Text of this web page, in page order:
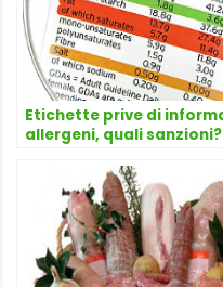
Etichette prive di
allergeni, quali sanzioni?